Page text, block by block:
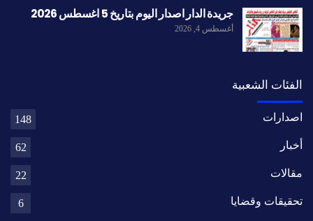
جريدة الدار اصدار اليوم بتاريخ 5 اغسطس 2026
أغسطس 4, 2026
الفئات الشعبية
اصدارات 148
أخبار 62
مقالات 22
تحقيقات وقضايا 6